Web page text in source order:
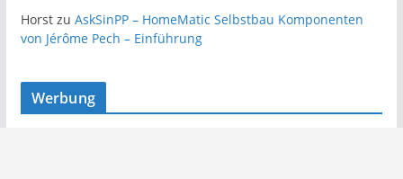
Horstzu AskSinPP – HomeMatic Selbstbau Komponenten
von Jérôme Pech – Einführung
Werbung